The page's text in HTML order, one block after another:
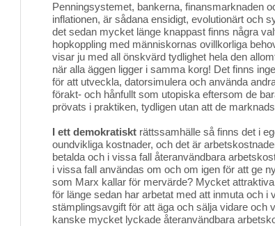
Penningsystemet, bankerna, finansmarknaden
inflationen, är sådana ensidigt, evolutionärt och
det sedan mycket länge knappast finns några
hopkoppling med människornas ovillkorliga
visar ju med all önskvärd tydlighet hela den
när alla äggen ligger i samma korg! Det finns
för att utveckla, datorsimulera och använda
förakt- och hånfullt som utopiska eftersom de
prövats i praktiken, tydligen utan att de
I ett demokratiskt rättssamhälle så finns det i
oundvikliga kostnader, och det är
betalda och i vissa fall återanvändbara
i vissa fall användas om och om igen för att ge
som Marx kallar för mervärde? Mycket
för länge sedan har arbetat med att inmuta och i
stämplingsavgift för att äga och sälja vidare och
kanske mycket lyckade återanvändbara